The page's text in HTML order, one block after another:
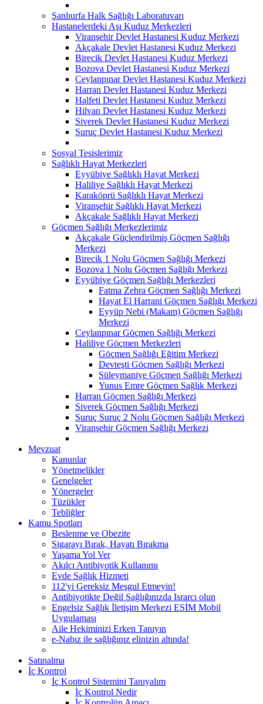
Şanlıurfa Halk Sağlığı Laboratuvarı
Hastanelerdeki Aşı Kuduz Merkezleri
Viranşehir Devlet Hastanesi Kuduz Merkezi
Akçakale Devlet Hastanesi Kuduz Merkezi
Birecik Devlet Hastanesi Kuduz Merkezi
Bozova Devlet Hastanesi Kuduz Merkezi
Ceylanpınar Devlet Hastanesi Kuduz Merkezi
Harran Devlet Hastanesi Kuduz Merkezi
Halfeti Devlet Hastanesi Kuduz Merkezi
Hilvan Devlet Hastanesi Kuduz Merkezi
Siverek Devlet Hastanesi Kuduz Merkezi
Suruç Devlet Hastanesi Kuduz Merkezi
Sosyal Tesislerimiz
Sağlıklı Hayat Merkezleri
Eyyübiye Sağlıklı Hayat Merkezi
Haliliye Sağlıklı Hayat Merkezi
Karaköprü Sağlıklı Hayat Merkezi
Viranşehir Sağlıklı Hayat Merkezi
Akçakale Sağlıklı Hayat Merkezi
Göçmen Sağlığı Merkezlerimiz
Akçakale Güçlendirilmiş Göçmen Sağlığı
Merkezi
Birecik 1 Nolu Göçmen Sağlığı Merkezi
Bozova 1 Nolu Göçmen Sağlığı Merkezi
Eyyübiye Göçmen Sağlığı Merkezleri
Fatma Zehra Göçmen Sağlığı Merkezi
Hayat El Harrani Göçmen Sağlığı Merkezi
Eyyüp Nebi (Makam) Göçmen Sağlığı
Merkezi
Ceylanpınar Göçmen Sağlığı Merkezi
Haliliye Göçmen Merkezleri
Göçmen Sağlığı Eğitim Merkezi
Devteşti Göçmen Sağlığı Merkezi
Süleymaniye Göçmen Sağlığı Merkezi
Yunus Emre Göçmen Sağlık Merkezi
Harran Göçmen Sağlığı Merkezi
Siverek Göçmen Sağlığı Merkezi
Suruç Suruç 2 Nolu Göçmen Sağlığı Merkezi
Viranşehir Göçmen Sağlığı Merkezi
Mevzuat
Kanunlar
Yönetmelikler
Genelgeler
Yönergeler
Tüzükler
Tebliğler
Kamu Spotları
Beslenme ve Obezite
Sigarayı Bırak, Hayatı Bırakma
Yaşama Yol Ver
Akılcı Antibiyotik Kullanımı
Evde Sağlık Hizmeti
112'yi Gereksiz Meşgul Etmeyin!
Antibiyotikte Değil Sağlığınızda Israrcı olun
Engelsiz Sağlık İletişim Merkezi ESİM Mobil
Uygulaması
Aile Hekiminizi Erken Tanıyın
e-Nabız ile sağlığınız elinizin altında!
Satınalma
İç Kontrol
İç Kontrol Sistemini Tanıyalım
İç Kontrol Nedir